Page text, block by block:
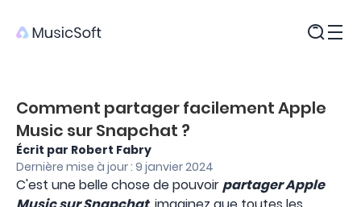
Comment partager facilement Apple
Music sur Snapchat ?
Écrit par Robert Fabry
Dernière mise à jour : 9 janvier 2024
C'est une belle chose de pouvoirpartager Apple